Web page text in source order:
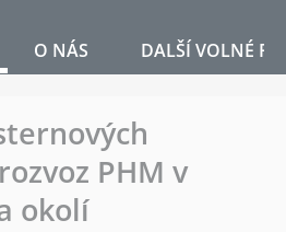
O NÁS DALŠÍ VOLNÉ
PHM v
okolí